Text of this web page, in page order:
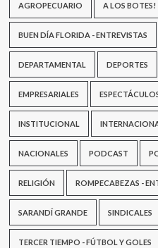
AGROPECUARIO A LOS BOTES!
BUEN DÍA FLORIDA - ENTREVISTAS
DEPARTAMENTAL DEPORTES
EMPRESARIALES
INSTITUCIONAL
NACIONALES PODCAST
RELIGIÓN ROMPECABEZAS -
SARANDÍ GRANDE SINDICALES
TERCER TIEMPO - FÚTBOL Y GOLES